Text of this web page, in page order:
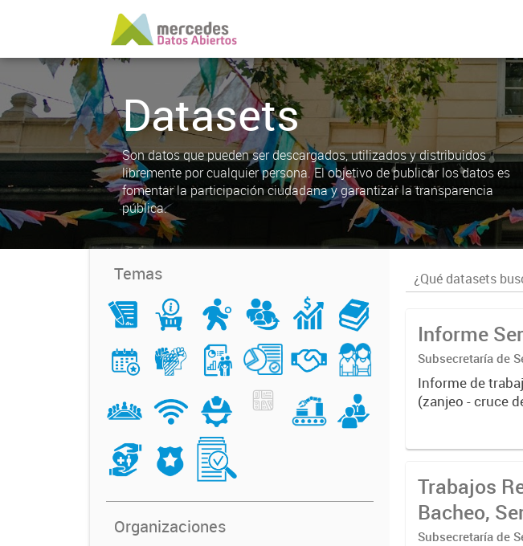
Datasets
Son datos que pueden ser descargados, utilizados y distribuidos
libremente por cualquier persona. El objetivo de publicar los datos es
fomentar la participación ciudadana y garantizar la transparencia
pública.
Temas
Organizaciones
Informe
Subsecretaría de
Informe de
(zanjeo - cruce
Trabajos
Bacheo,
Subsecretaría de